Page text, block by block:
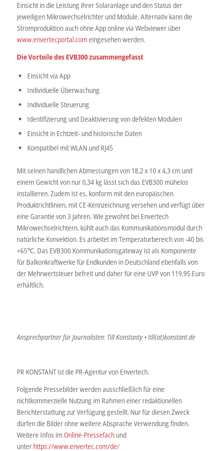
Einsicht in die Leistung ihrer Solaranlage und den Status der
jeweiligen Mikrowechselrichter und Module. Alternativ kann die
Stromproduktion auch ohne App online via Webviewer über
www.envertecportal.comeingesehen werden.
Die Vorteile des EVB300 zusammengefasst
Einsicht via App
Individuelle Überwachung
Individuelle Steuerung
Identifizierung und Deaktivierung von defekten Modulen
Einsicht in Echtzeit- und historische Daten
Kompatibel mit WLAN und RJ45
Mit seinen handlichen Abmessungen von 18,2 x 10 x 4,3 cm und
einem Gewicht von nur 0,34 kg lässt sich das EVB300 mühelos
installieren. Zudem ist es, konform mit den europäischen
Produktrichtlinien, mit CE-Kennzeichnung versehen und verfügt über
eine Garantie von 3 Jahren. Wie gewohnt bei Envertech
Mikrowechselrichtern, kühlt auch das Kommunikationsmodul durch
natürliche Konvektion. Es arbeitet im Temperaturbereich von -40 bis
+65℃. Das EVB300 Kommunikationsgateway ist als Komponente
für Balkonkraftwerke für Endkunden in Deutschland ebenfalls von
der Mehrwertsteuer befreit und daher für eine UVP von 119,95 Euro
erhältlich.
Ansprechpartner für Journalisten: Till Konstanty • till(at)konstant.de
PR KONSTANT ist die PR-Agentur von Envertech.
Folgende Pressebilder werden ausschließlich für eine
nichtkommerzielle Nutzung im Rahmen einer redaktionellen
Berichterstattung zur Verfügung gestellt. Nur für diesen Zweck
dürfen die Bilder ohne weitere Absprache Verwendung finden.
Weitere Infos imOnline-Pressefachund
unter https://www.envertec.com/de/